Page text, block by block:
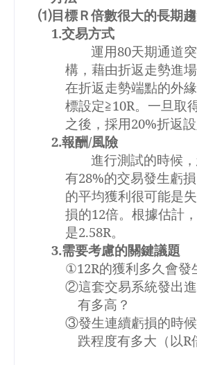
⑴目標Ｒ倍數很大的長期
1.交易方式
運用80天期通道
構，藉由折返走勢進
在折返走勢端點的外
標設定≧10R。一旦取
之後，採用20%折返設
2.報酬/風險
進行測試的時候
有28%的交易發生虧
的平均獲利很可能是
損的12倍。根據估計
是2.58R。
3.需要考慮的關鍵議題
①12R的獲利多久會發
②這套交易系統發出
有多高？
③發生連續虧損的時
跌程度有多大（以R